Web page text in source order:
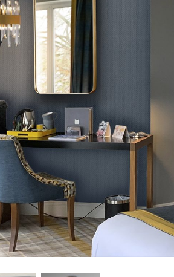
world visit Envato to buy and
sell creative assets, use smart
design templates, learn
creative skills or even hire
freelancers. With an industry-
leading marketplace paired
with an unlimited subscription
service, Envato helps creatives
like you get projects done
faster.
About Envato
Careers
Privacy Policy